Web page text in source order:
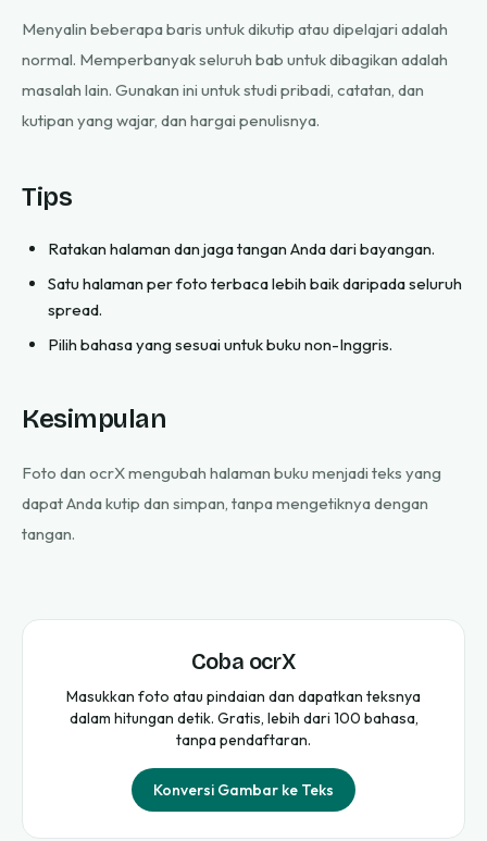
Menyalin beberapa baris untuk dikutip atau dipelajari adalah
normal. Memperbanyak seluruh bab untuk dibagikan adalah
masalah lain. Gunakan ini untuk studi pribadi, catatan, dan
kutipan yang wajar, dan hargai penulisnya.
Tips
Ratakan halaman dan jaga tangan Anda dari bayangan.
Satu halaman per foto terbaca lebih baik daripada seluruh
spread.
Pilih bahasa yang sesuai untuk buku non-Inggris.
Kesimpulan
Foto dan ocrX mengubah halaman buku menjadi teks yang
dapat Anda kutip dan simpan, tanpa mengetiknya dengan
tangan.
Coba ocrX
Masukkan foto atau pindaian dan dapatkan teksnya
dalam hitungan detik. Gratis, lebih dari 100 bahasa,
tanpa pendaftaran.
Konversi Gambar ke Teks